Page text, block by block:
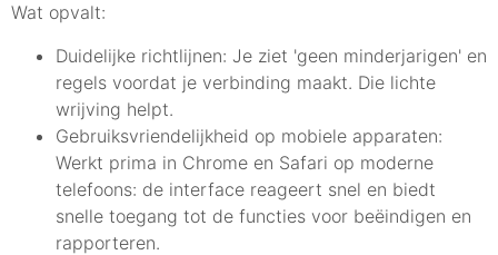
Wat opvalt:
Duidelijke richtlijnen: Je ziet 'geen minderjarigen' en
regels voordat je verbinding maakt. Die lichte
wrijving helpt.
Gebruiksvriendelijkheid op mobiele apparaten:
Werkt prima in Chrome en Safari op moderne
telefoons: de interface reageert snel en biedt
snelle toegang tot de functies voor beëindigen en
rapporteren.